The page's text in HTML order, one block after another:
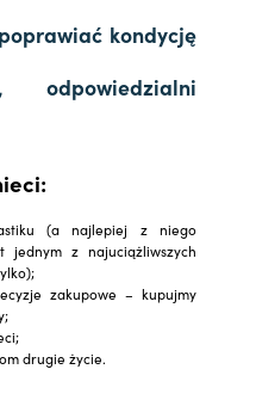
kondycję
odpowiedzialni
(a najlepiej z niego
jednym z najuciążliwszych
zakupowe – kupujmy
drugie życie.